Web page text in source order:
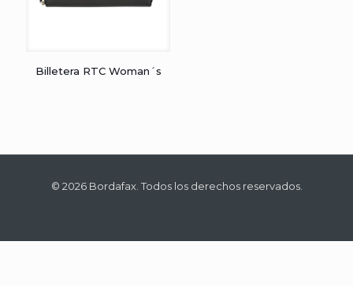
Billetera RTC Woman´s
© 2026 Bordafax. Todos los derechos reservados.